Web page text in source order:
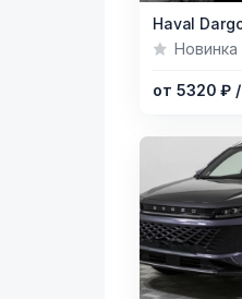
Item
19
Haval
Новинка
от 5320 ₽